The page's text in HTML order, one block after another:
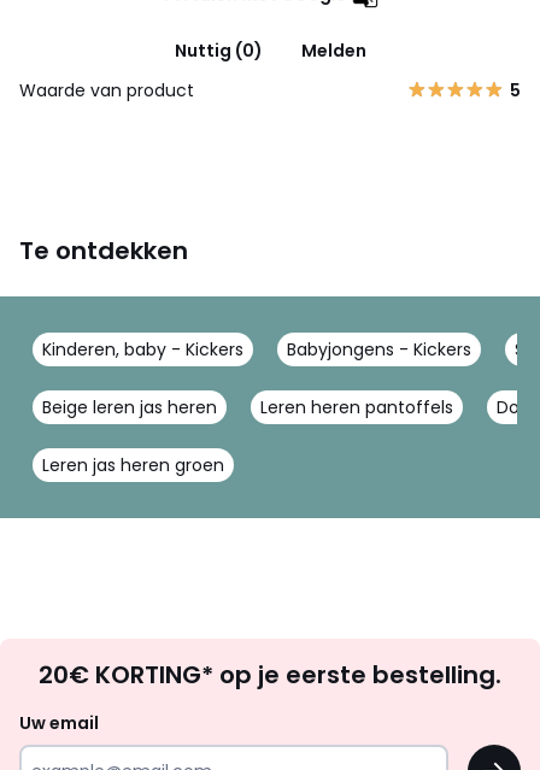
Nuttig (0)
Melden
Waarde van product
5
Te ontdekken
Kinderen, baby - Kickers Babyjongens - Kickers
Beige leren jas heren Leren heren pantoffels
Leren jas heren groen
zoek
inspiratie
20€ KORTING* op je eerste bestelling.
Uw email
OK